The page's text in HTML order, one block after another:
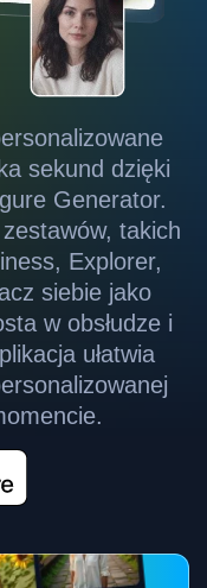
sekund dzięki
Generator.
takich
Explorer,
siebie jako
w obsłudze i
ułatwia